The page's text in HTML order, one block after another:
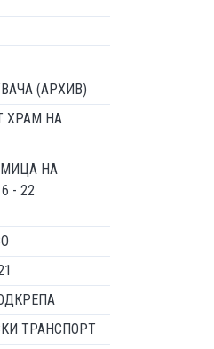
(АРХИВ)
ХРАМ НА
НА
- 22
ТРАНСПОРТ